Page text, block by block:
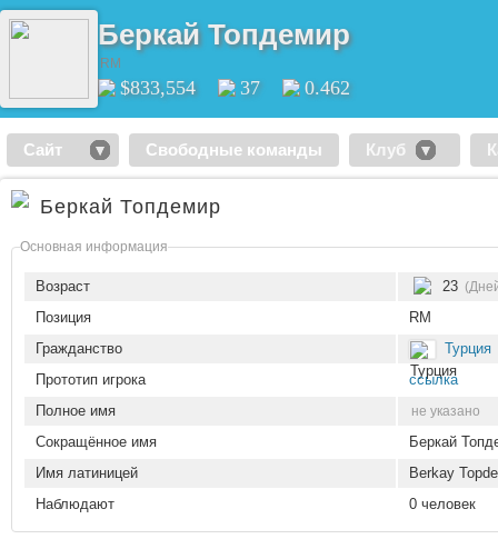
Беркай Топдемир
RM
$833,554 37 0.462
Сайт Свободные команды Клуб
Беркай Топдемир
Основная информация
Возраст 23
Позиция
RM
Гражданство
Турция
Прототип игрока
ссылка
Полное имя
не указано
Сокращённое имя
Беркай
Имя латиницей
Berkay
Наблюдают
0 человек